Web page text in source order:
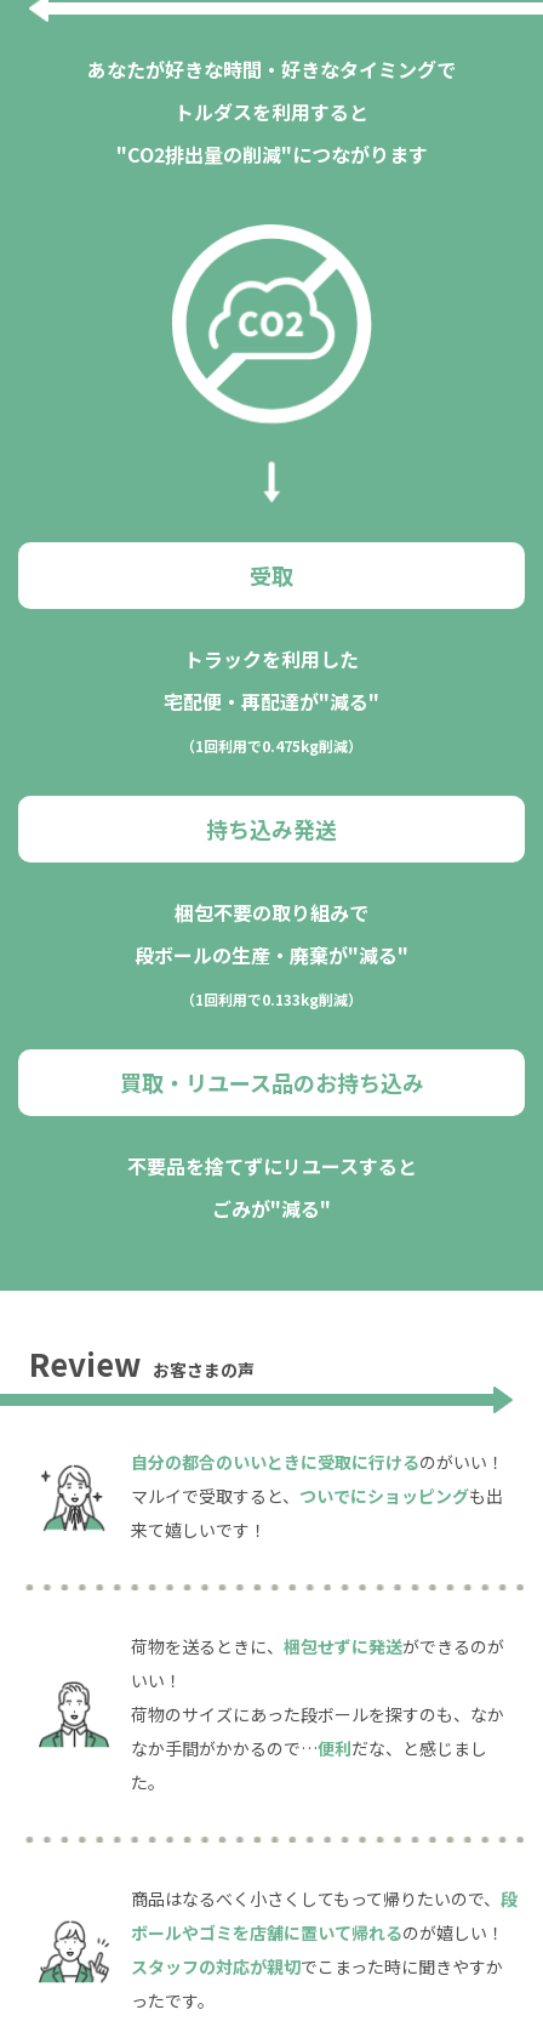
あなたが好きな時間・好きなタイミングで
トルダスを利用すると
"CO2排出量の削減"につながります
受取
トラックを利用した
宅配便・再配達が"減る"
（1回利用で0.475kg削減）
持ち込み発送
梱包不要の取り組みで
段ボールの生産・廃棄が"減る"
（1回利用で0.133kg削減）
買取・リユース品のお持ち込み
不要品を捨てずにリユースすると
ごみが"減る"
Review お客さまの声
自分の都合のいいときに受取に行けるのがいい！
マルイで受取すると、 ついでにショッピングも出
来て嬉しいです！
荷物を送るときに、 梱包せずに発送ができるのが
いい！
荷物のサイズにあった段ボールを探すのも、なか
なか手間がかかるので…便利だな、と感じまし
た。
商品はなるべく小さくしてもって帰りたいので、 段
ボールやゴミを店舗に置いて帰れるのが嬉しい！
スタッフの対応が親切でこまった時に聞きやすか
ったです。